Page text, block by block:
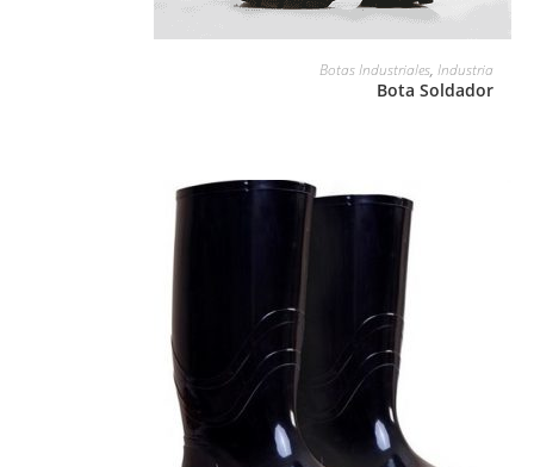
Botas Industriales,Industria
Bota Soldador